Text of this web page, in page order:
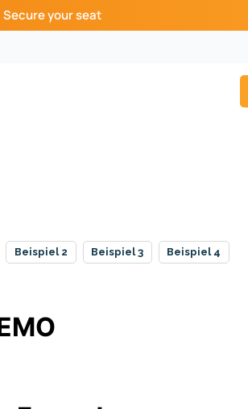
Secure your seat
Beispiel 2 Beispiel 3 Beispiel 4